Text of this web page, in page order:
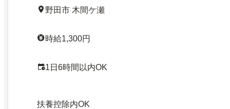
野田市 木間ケ瀬
時給1,300円
1日6時間以内OK
扶養控除内OK